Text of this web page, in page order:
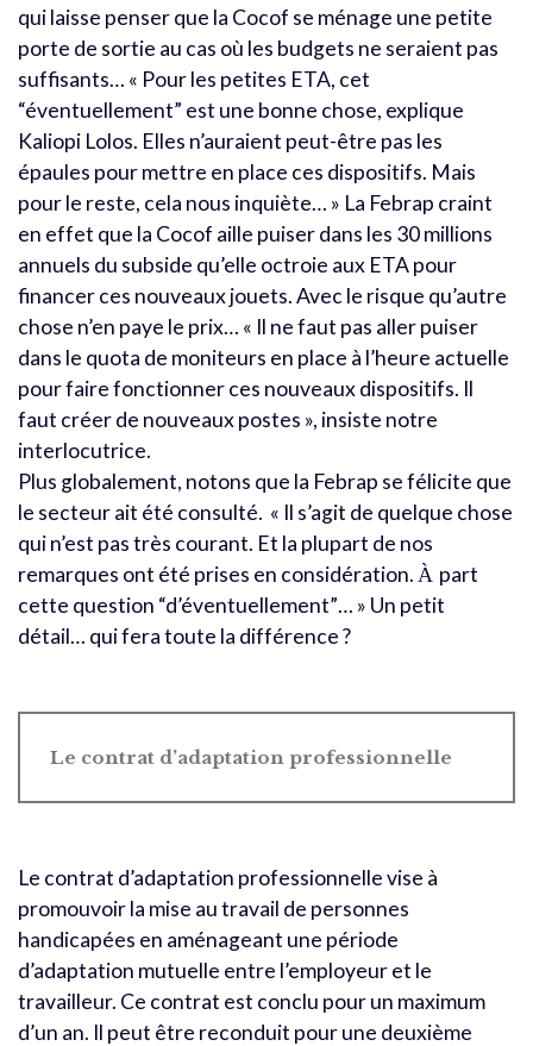
qui laisse penser que la Cocof se ménage une petite
porte de sortie au cas où les budgets ne seraient pas
suffisants… « Pour les petites ETA, cet
“éventuellement” est une bonne chose, explique
Kaliopi Lolos. Elles n’auraient peut-être pas les
épaules pour mettre en place ces dispositifs. Mais
pour le reste, cela nous inquiète… » La Febrap craint
en effet que la Cocof aille puiser dans les 30 millions
annuels du subside qu’elle octroie aux ETA pour
financer ces nouveaux jouets. Avec le risque qu’autre
chose n’en paye le prix… « Il ne faut pas aller puiser
dans le quota de moniteurs en place à l’heure actuelle
pour faire fonctionner ces nouveaux dispositifs. Il
faut créer de nouveaux postes », insiste notre
interlocutrice.
Plus globalement, notons que la Febrap se félicite que
le secteur ait été consulté. « Il s’agit de quelque chose
qui n’est pas très courant. Et la plupart de nos
remarques ont été prises en considération. À part
cette question “d’éventuellement”… » Un petit
détail… qui fera toute la différence ?
Le contrat d’adaptation professionnelle
Le contrat d’adaptation professionnelle vise à
promouvoir la mise au travail de personnes
handicapées en aménageant une période
d’adaptation mutuelle entre l’employeur et le
travailleur. Ce contrat est conclu pour un maximum
d’un an. Il peut être reconduit pour une deuxième